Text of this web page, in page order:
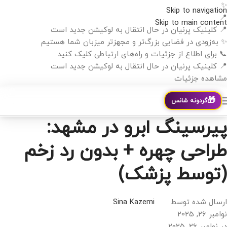
Skip to navigation
Skip to main content
✨
📍
📍 کلینیک پرنیان در حال انتقال به لوکیشن جدید است
✨ به‌زودی در فضایی بزرگ‌تر و مجهزتر میزبان شما هستیم
📞 برای اطلاع از جزئیات و راه‌های ارتباطی کلیک کنید
📍 کلینیک پرنیان در حال انتقال به لوکیشن جدید است
مشاهده جزئیات
🎁گردونه شانس
پیرسینگ ابرو در مشهد:
طراحی چهره + بدون رد زخم
(توسط پزشک)
ارسال شده توسط
Sina Kazemi
نوامبر 26, 2025